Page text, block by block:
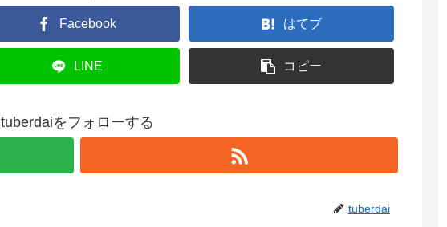
Facebook はてブ
LINE コピー
tuberdaiをフォローする
tuberdai